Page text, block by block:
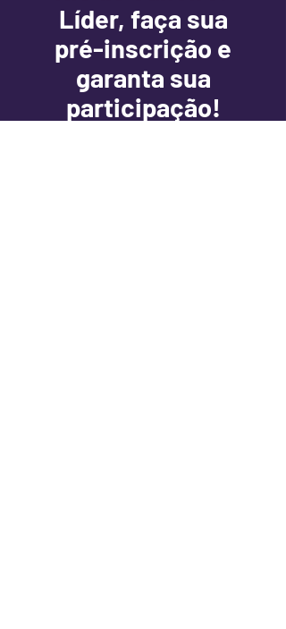
Líder, faça sua
pré-inscrição e
garanta sua
participação!